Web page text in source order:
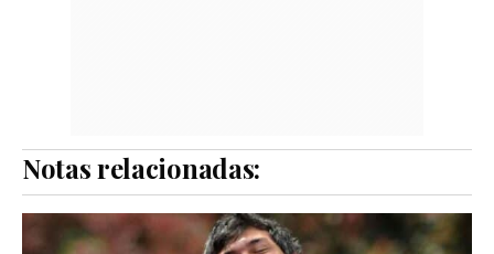
Notas relacionadas: